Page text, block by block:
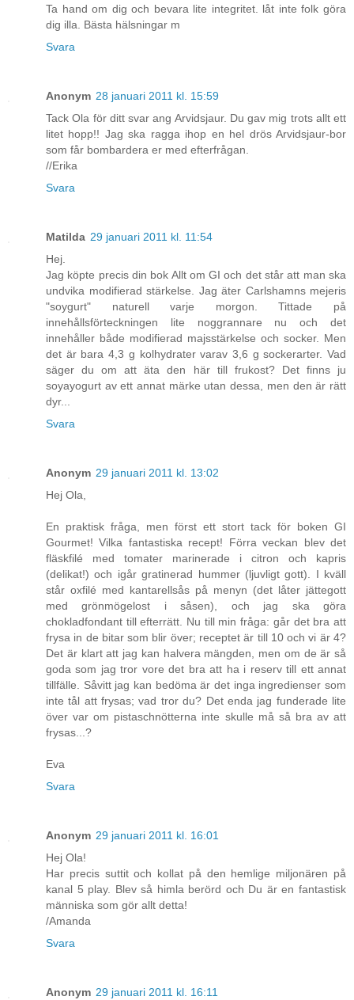
Ta hand om dig och bevara lite integritet. låt inte folk göra
dig illa. Bästa hälsningar m
Svara
Anonym 28 januari 2011 kl. 15:59
Tack Ola för ditt svar ang Arvidsjaur. Du gav mig trots allt ett
litet hopp!! Jag ska ragga ihop en hel drös Arvidsjaur-bor
som får bombardera er med efterfrågan.
//Erika
Svara
Matilda 29 januari 2011 kl. 11:54
Hej.
Jag köpte precis din bok Allt om GI och det står att man ska
undvika modifierad stärkelse. Jag äter Carlshamns mejeris
"soygurt" naturell varje morgon. Tittade på
innehållsförteckningen lite noggrannare nu och det
innehåller både modifierad majsstärkelse och socker. Men
det är bara 4,3 g kolhydrater varav 3,6 g sockerarter. Vad
säger du om att äta den här till frukost? Det finns ju
soyayogurt av ett annat märke utan dessa, men den är rätt
dyr...
Svara
Anonym 29 januari 2011 kl. 13:02
Hej Ola,
En praktisk fråga, men först ett stort tack för boken GI
Gourmet! Vilka fantastiska recept! Förra veckan blev det
fläskfilé med tomater marinerade i citron och kapris
(delikat!) och igår gratinerad hummer (ljuvligt gott). I kväll
står oxfilé med kantarellsås på menyn (det låter jättegott
med grönmögelost i såsen), och jag ska göra
chokladfondant till efterrätt. Nu till min fråga: går det bra att
frysa in de bitar som blir över; receptet är till 10 och vi är 4?
Det är klart att jag kan halvera mängden, men om de är så
goda som jag tror vore det bra att ha i reserv till ett annat
tillfälle. Såvitt jag kan bedöma är det inga ingredienser som
inte tål att frysas; vad tror du? Det enda jag funderade lite
över var om pistaschnötterna inte skulle må så bra av att
frysas...?
Eva
Svara
Anonym 29 januari 2011 kl. 16:01
Hej Ola!
Har precis suttit och kollat på den hemlige miljonären på
kanal 5 play. Blev så himla berörd och Du är en fantastisk
människa som gör allt detta!
/Amanda
Svara
Anonym 29 januari 2011 kl. 16:11